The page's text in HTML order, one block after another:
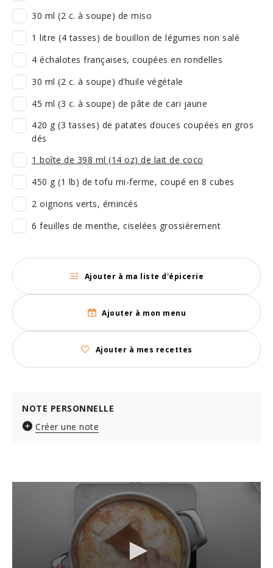
30 ml (2 c. à soupe) de miso
1 litre (4 tasses) de bouillon de légumes non salé
4 échalotes françaises, coupées en rondelles
30 ml (2 c. à soupe) d’huile végétale
45 ml (3 c. à soupe) de pâte de cari jaune
420 g (3 tasses) de patates douces coupées en gros
dés
1 boîte de 398 ml (14 oz) de lait de coco
450 g (1 lb) de tofu mi-ferme, coupé en 8 cubes
2 oignons verts, émincés
6 feuilles de menthe, ciselées grossièrement
Ajouter à ma liste d'épicerie
Ajouter à mon menu
Ajouter à mes recettes
NOTE PERSONNELLE
Créer une note